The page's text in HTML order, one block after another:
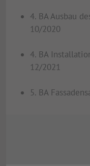
4. BA Ausbau
10/2020
4. BA
12/2021
5. BA